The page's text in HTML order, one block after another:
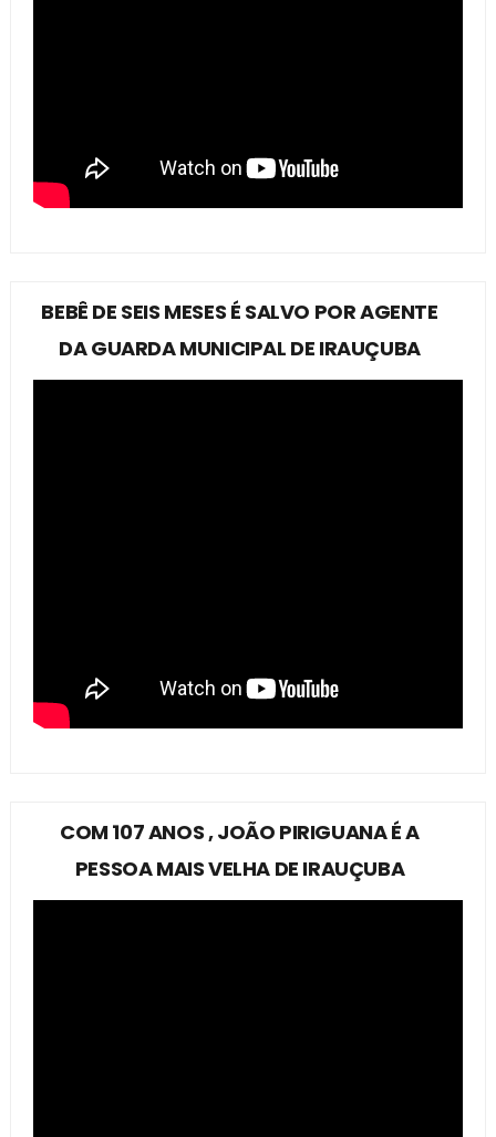
BEBÊ DE SEIS MESES É SALVO POR AGENTE
DA GUARDA MUNICIPAL DE IRAUÇUBA
COM 107 ANOS , JOÃO PIRIGUANA É A
PESSOA MAIS VELHA DE IRAUÇUBA